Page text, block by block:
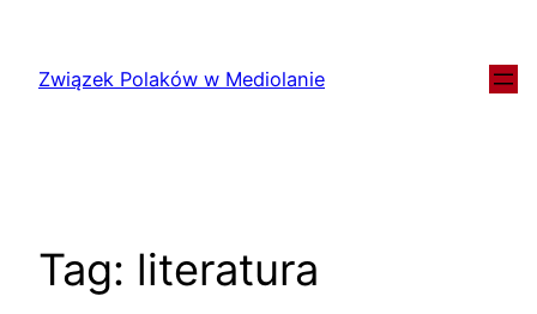
Związek Polaków w Mediolanie
Tag: literatura